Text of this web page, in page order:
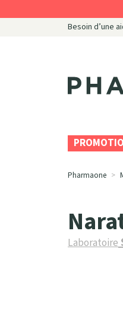
Besoin d’une
Pharmaone
Pharmaone
Laboratoire